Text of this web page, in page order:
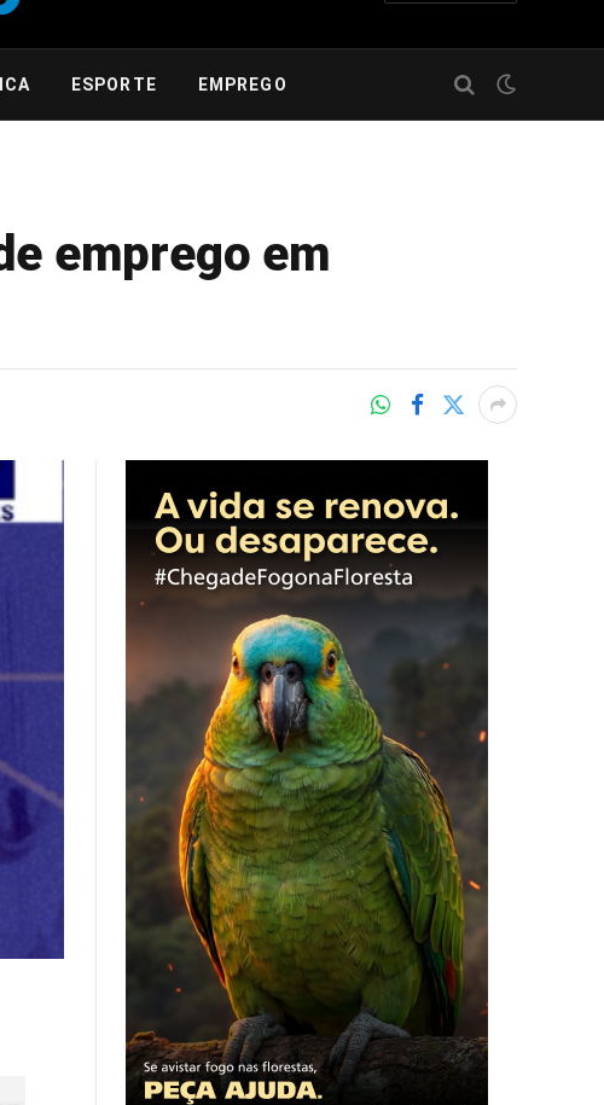
ESPORTE EMPREGO
emprego em